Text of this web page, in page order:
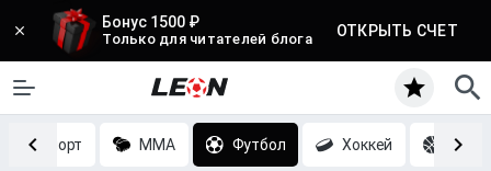
Бонус 1500 ₽
Только для читателей блога ОТКРЫТЬ СЧЕТ
MMA Футбол Хоккей